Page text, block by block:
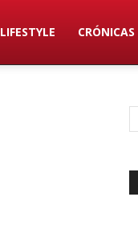
LIFESTYLE CRÓNICAS